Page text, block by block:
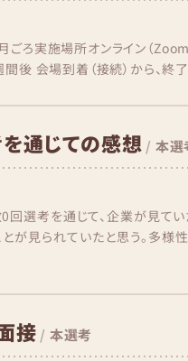
ろ実施場所オンライン（
後 会場到着（接続）から、終
通じての感想 / 本選
回選考を通じて、企業が見て
が見られていたと思う。多様
接 / 本選考